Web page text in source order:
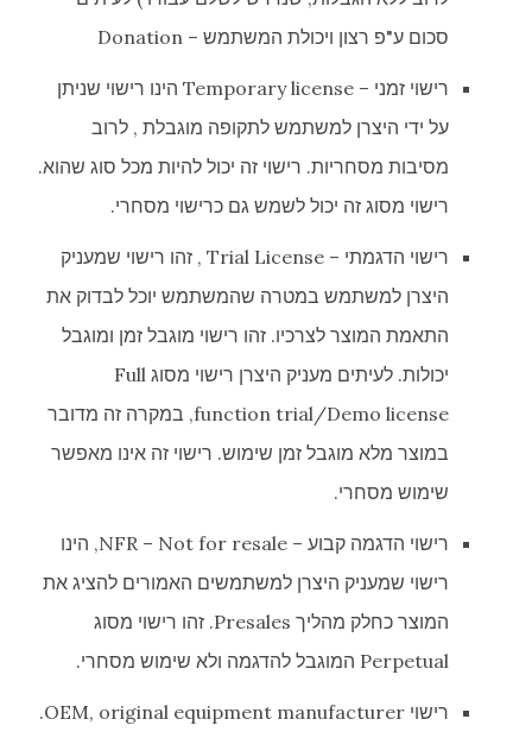
סכום ע"פ רצון ויכולת המשתמש – Donation
רישוי זמני – Temporary license הינו רישוי שניתן
על ידי היצרן למשתמש לתקופה מוגבלת , לרוב
מסיבות מסחריות. רישוי זה יכול להיות מכל סוג שהוא.
רישוי מסוג זה יכול לשמש גם כרישוי מסחרי.
רישוי הדגמתי – Trial License , זהו רישוי שמעניק
היצרן למשתמש במטרה שהמשתמש יוכל לבדוק את
התאמת המוצר לצרכיו. זהו רישוי מוגבל זמן ומוגבל
יכולות. לעיתים מעניק היצרן רישוי מסוג Full
function trial/Demo license, במקרה זה מדובר
במוצר מלא מוגבל זמן שימוש. רישוי זה אינו מאפשר
שימוש מסחרי.
רישוי הדגמה קבוע – NFR – Not for resale, הינו
רישוי שמעניק היצרן למשתמשים האמורים להציג את
המוצר כחלק מהליך Presales. זהו רישוי מסוג
Perpetual המוגבל להדגמה ולא שימוש מסחרי.
רישוי OEM, original equipment manufacturer.